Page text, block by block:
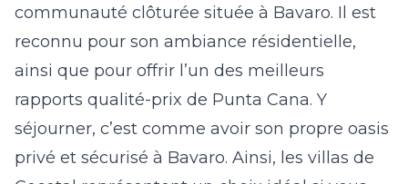
communauté clôturée située à Bavaro. Il est
reconnu pour son ambiance résidentielle,
ainsi que pour offrir l’un des meilleurs
rapports qualité-prix de Punta Cana. Y
séjourner, c’est comme avoir son propre oasis
privé et sécurisé à Bavaro. Ainsi, les villas de